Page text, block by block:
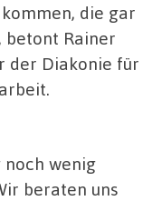
die gar
betont Rainer
der Diakonie für
wenig
beraten uns